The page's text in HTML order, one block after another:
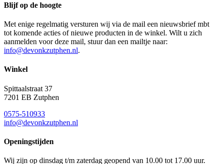
Blijf op de hoogte
Met enige regelmatig versturen wij via de mail een nieuwsbrief mbt
tot komende acties of nieuwe producten in de winkel. Wilt u zich
aanmelden voor deze mail, stuur dan een mailtje naar:
info@devonkzutphen.nl.
Winkel
Spittaalstraat 37
7201 EB Zutphen
0575-510933
info@devonkzutphen.nl
Openingstijden
Wij zijn op dinsdag t/m zaterdag geopend van 10.00 tot 17.00 uur.